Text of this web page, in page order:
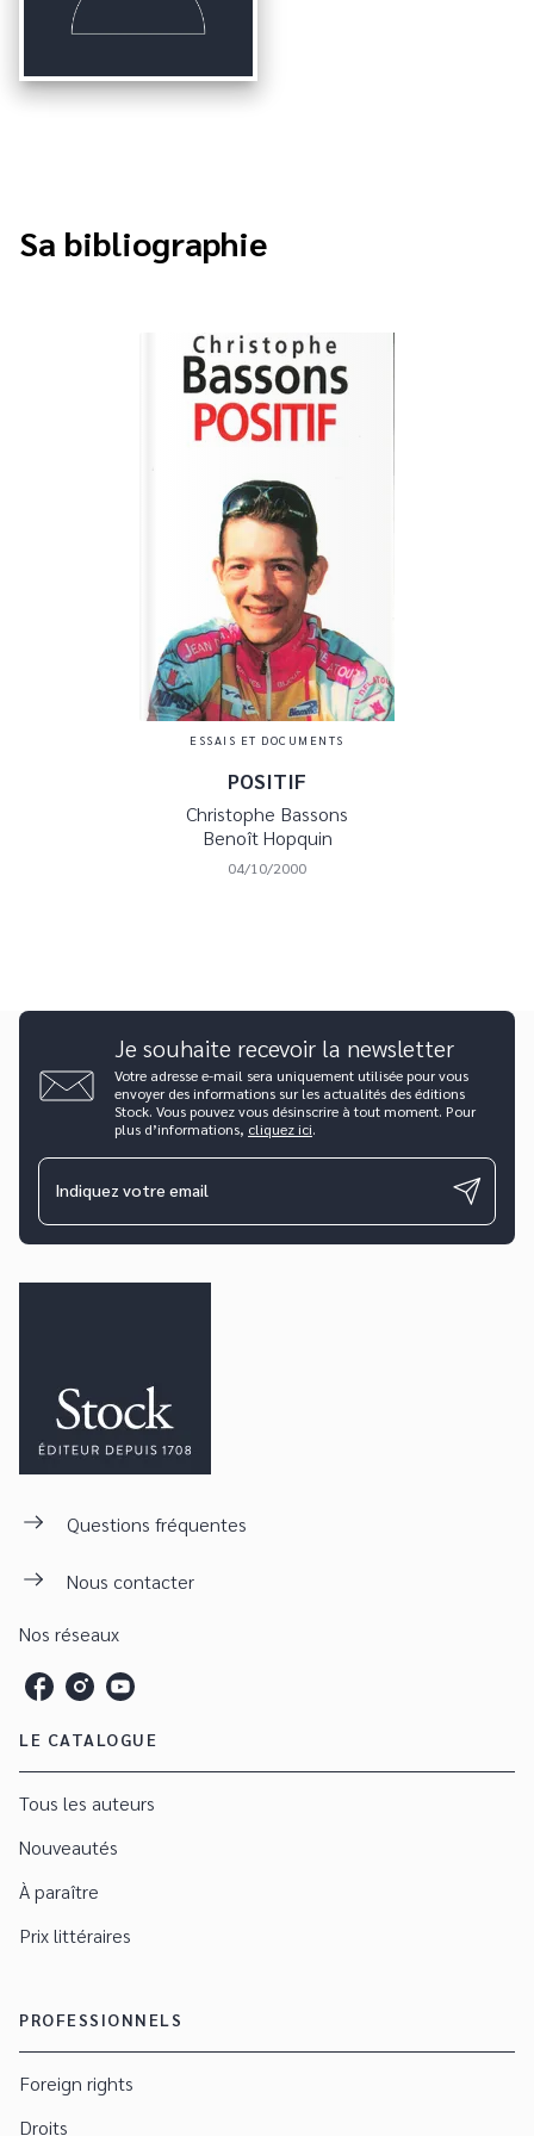
Sa bibliographie
ESSAIS ET DOCUMENTS
POSITIF
Christophe Bassons
Benoît Hopquin
04/10/2000
Je souhaite recevoir la newsletter
Votre adresse e-mail sera uniquement utilisée pour vous
envoyer des informations sur les actualités des éditions
Stock. Vous pouvez vous désinscrire à tout moment. Pour
plus d’informations, cliquez ici.
Indiquez votre email
Questions fréquentes
Nous contacter
Nos réseaux
LE CATALOGUE
Tous les auteurs
Nouveautés
À paraître
Prix littéraires
PROFESSIONNELS
Foreign rights
Droits